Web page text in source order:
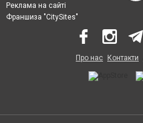
Реклама на сайті
Франшиза "CitySites"
Про нас Контакти